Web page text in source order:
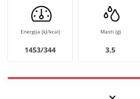
Energija (kJ/kcal)
1453/344
Masti (g)
3,5